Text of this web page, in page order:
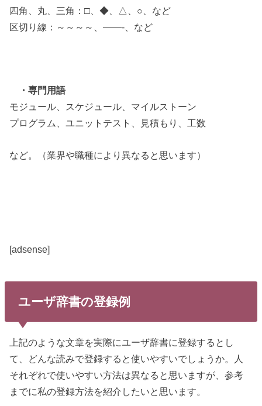
四角、丸、三角：□、◆、△、○、など
区切り線：～～～～、——-、など
・専門用語
モジュール、スケジュール、マイルストーン
プログラム、ユニットテスト、見積もり、工数
など。（業界や職種により異なると思います）
[adsense]
ユーザ辞書の登録例
上記のような文章を実際にユーザ辞書に登録するとし
て、どんな読みで登録すると使いやすいでしょうか。人
それぞれで使いやすい方法は異なると思いますが、参考
までに私の登録方法を紹介したいと思います。